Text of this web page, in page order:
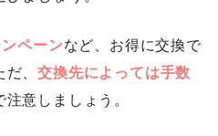
ペーンなど、お得に交換で
だ、交換先によっては手数
注意しましょう。